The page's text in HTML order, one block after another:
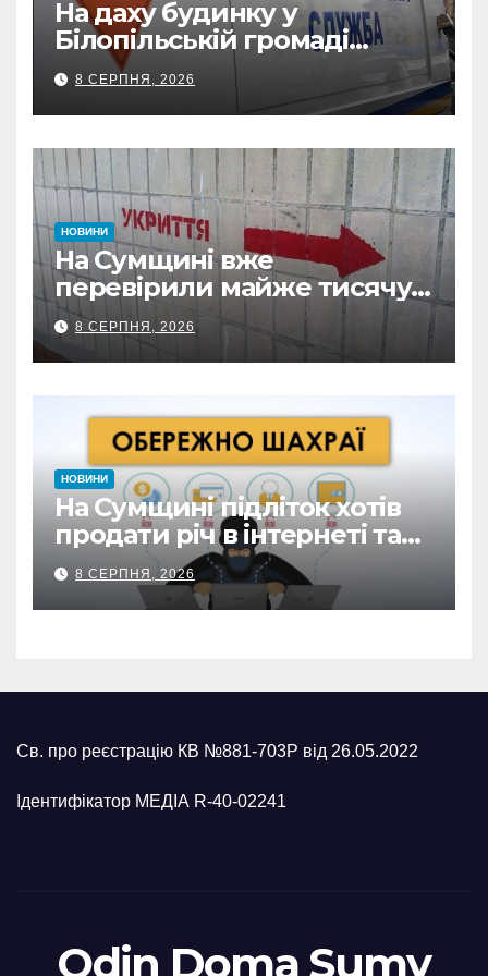
На даху будинку у
Білопільській громаді
знайшли 120-мм міну
8 СЕРПНЯ, 2026
НОВИНИ
На Сумщині вже
перевірили майже тисячу
укриттів: де виявили
замкнені двері
8 СЕРПНЯ, 2026
НОВИНИ
На Сумщині підліток хотів
продати річ в інтернеті та
втратив 39,2 тис. грн з
карток матері
8 СЕРПНЯ, 2026
Св. про реєстрацію КВ №881-703Р від 26.05.2022
Ідентифікатор МЕДІА R-40-02241
Odin Doma Sumy